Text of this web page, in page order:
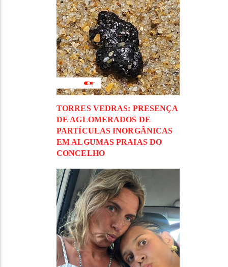
TORRES VEDRAS: PRESENÇA
DE AGLOMERADOS DE
PARTÍCULAS INORGÂNICAS
EM ALGUMAS PRAIAS DO
CONCELHO